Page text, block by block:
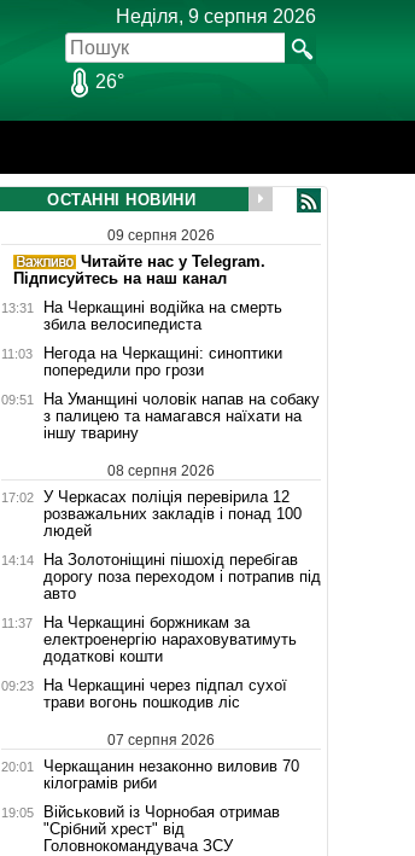
Неділя, 9 серпня 2026
26°
ОСТАННІ НОВИНИ
09 серпня 2026
Читайте нас у Telegram.
Підписуйтесь на наш канал
13:31
На Черкащині водійка на смерть
збила велосипедиста
11:03
Негода на Черкащині: синоптики
попередили про грози
09:51
На Уманщині чоловік напав на собаку
з палицею та намагався наїхати на
іншу тварину
08 серпня 2026
17:02
У Черкасах поліція перевірила 12
розважальних закладів і понад 100
людей
14:14
На Золотоніщині пішохід перебігав
дорогу поза переходом і потрапив під
авто
11:37
На Черкащині боржникам за
електроенергію нараховуватимуть
додаткові кошти
09:23
На Черкащині через підпал сухої
трави вогонь пошкодив ліс
07 серпня 2026
20:01
Черкащанин незаконно виловив 70
кілограмів риби
19:05
Військовий із Чорнобая отримав
"Срібний хрест" від
Головнокомандувача ЗСУ